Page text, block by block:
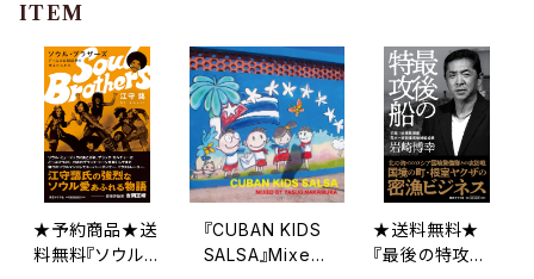
ITEM
★予約商品★送
料無料『ソウル・
『CUBAN KIDS
SALSA』Mixed
★送料無料★
『最後の特攻船』